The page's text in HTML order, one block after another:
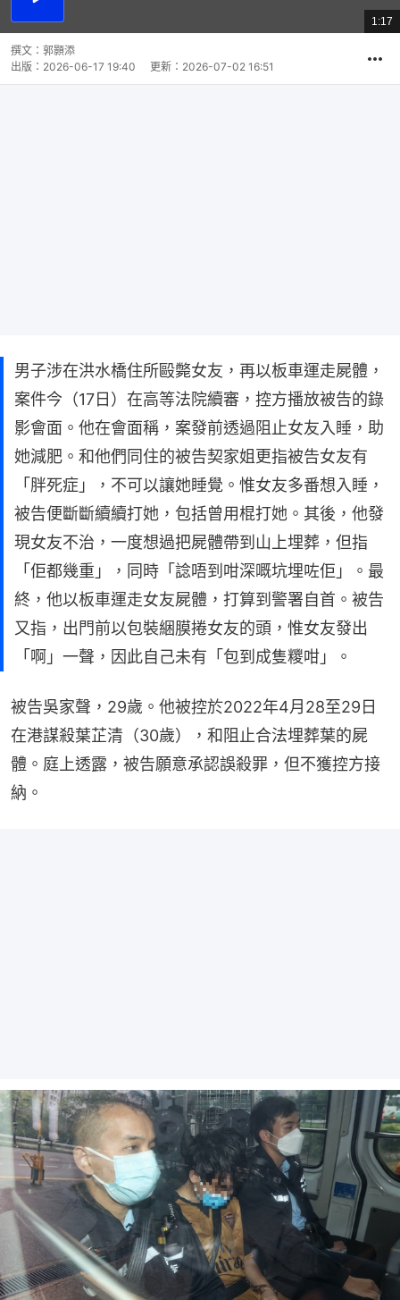
播
總
共
1:17
撰文： 郭顥添
出版： 2026-06-17 19:40 更新： 2026-07-02 16:51
男子涉在洪水橋住所毆斃女友，再以板車運走屍體，
案件今（17日）在高等法院續審，控方播放被告的錄
影會面。他在會面稱，案發前透過阻止女友入睡，助
她減肥。和他們同住的被告契家姐更指被告女友有
「胖死症」，不可以讓她睡覺。惟女友多番想入睡，
被告便斷斷續續打她，包括曾用棍打她。其後，他發
現女友不治，一度想過把屍體帶到山上埋葬，但指
「佢都幾重」，同時「諗唔到咁深嘅坑埋咗佢」。最
終，他以板車運走女友屍體，打算到警署自首。被告
又指，出門前以包裝綑膜捲女友的頭，惟女友發出
「啊」一聲，因此自己未有「包到成隻糭咁」。
被告吳家聲，29歲。他被控於2022年4月28至29日
在港謀殺葉芷清（30歲），和阻止合法埋葬葉的屍
體。庭上透露，被告願意承認誤殺罪，但不獲控方接
納。